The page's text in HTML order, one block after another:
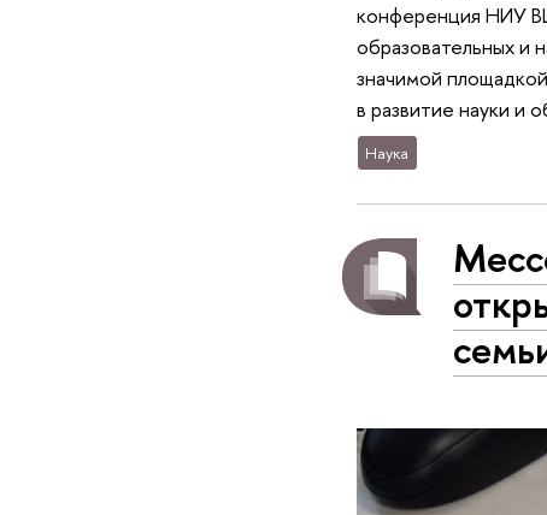
конференция НИУ
образовательных и
значимой
в развитие науки и
Наука